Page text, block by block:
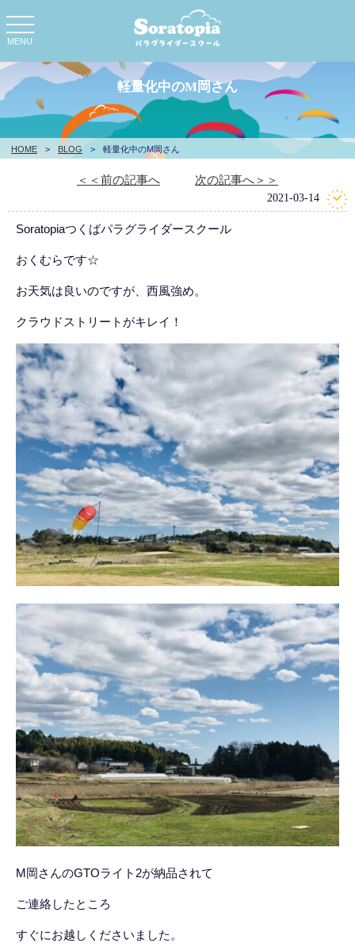
toggle
navigation
MENU
HOME > BLOG > 軽量化中のM岡さん
軽量化中のM岡さん
＜＜前の記事へ 次の記事へ＞＞
2021-03-14
Soratopiaつくばパラグライダースクール
おくむらです☆
お天気は良いのですが、西風強め。
クラウドストリートがキレイ！
M岡さんのGTOライト2が納品されて
ご連絡したところ
すぐにお越しくださいました。